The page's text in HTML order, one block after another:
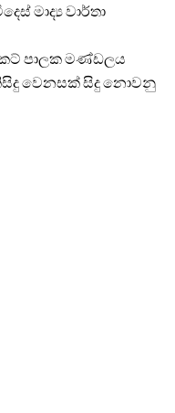
මාද්‍ය වාර්තා
පාලක මණ්ඩලය
වෙනසක් සිදු නොවනු